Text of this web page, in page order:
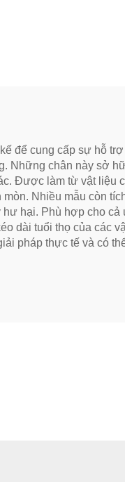
để cung cấp sự hỗ
Những chân này sở
Được làm từ vật liệu
Nhiều mẫu còn
hại. Phù hợp cho
dài tuổi thọ của các
pháp thực tế và có